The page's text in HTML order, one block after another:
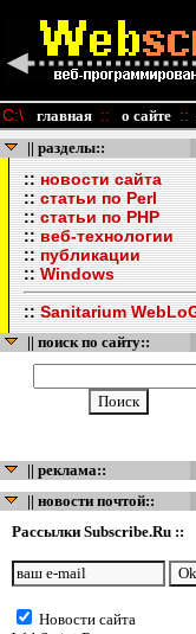
C:\ главная :: о сайте ::
|| разделы::
::новости сайта
::статьи по Perl
::статьи по PHP
::веб-технологии
::публикации
::Windows
::Sanitarium
|| поиск по сайту::
|| реклама::
|| новости почтой::
Рассылки Subscribe.Ru ::
Новости сайта